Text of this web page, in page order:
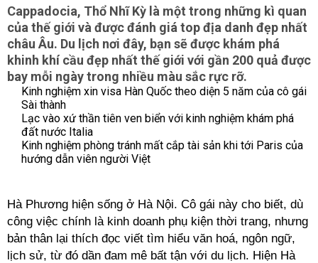
Cappadocia, Thổ Nhĩ Kỳ là một trong những kì quan
của thế giới và được đánh giá top địa danh đẹp nhất
châu Âu. Du lịch nơi đây, bạn sẽ được khám phá
khinh khí cầu đẹp nhất thế giới với gần 200 quả được
bay mỗi ngày trong nhiều màu sắc rực rỡ.
Kinh nghiệm xin visa Hàn Quốc theo diện 5 năm của cô gái
Sài thành
Lạc vào xứ thần tiên ven biển với kinh nghiệm khám phá
đất nước Italia
Kinh nghiệm phòng tránh mất cắp tài sản khi tới Paris của
hướng dẫn viên người Việt
Hà Phương hiện sống ở Hà Nội. Cô gái này cho biết, dù
công việc chính là kinh doanh phụ kiện thời trang, nhưng
bản thân lại thích đọc viết tìm hiểu văn hoá, ngôn ngữ,
lịch sử, từ đó dần đam mê bất tận với du lịch. Hiện Hà